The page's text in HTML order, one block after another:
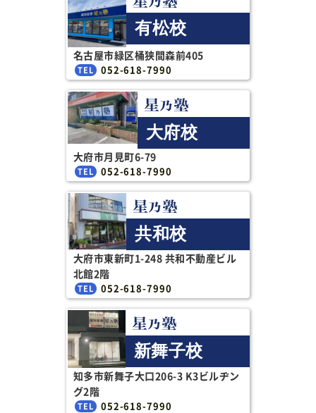
有松校
名古屋市緑区桶狭間森前405
052-618-7990
大府校
大府市月見町6-79
052-618-7990
共和校
大府市東新町1-248 共和不動産ビル
北館2階
052-618-7990
新舞子校
知多市新舞子大口206-3 K3ビルヂン
グ2階
052-618-7990